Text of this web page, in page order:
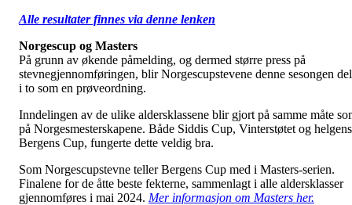
Alle resultater finnes via denne lenken
Norgescup og Masters
På grunn av økende påmelding, og dermed større press på
stevnegjennomføringen, blir Norgescupstevene denne sesongen
i to som en prøveordning.
Inndelingen av de ulike aldersklassene blir gjort på samme måte
på Norgesmesterskapene. Både Siddis Cup, Vinterstøtet og helgens
Bergens Cup, fungerte dette veldig bra.
Som Norgescupstevne teller Bergens Cup med i Masters-serien.
Finalene for de åtte beste fekterne, sammenlagt i alle aldersklasser
gjennomføres i mai 2024. Mer informasjon om Masters her.